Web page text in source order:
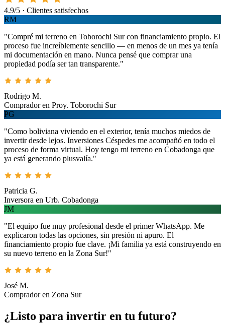
4.9/5 · Clientes satisfechos
RM
"Compré mi terreno en Toborochi Sur con financiamiento propio. El
proceso fue increíblemente sencillo — en menos de un mes ya tenía
mi documentación en mano. Nunca pensé que comprar una
propiedad podía ser tan transparente."
Rodrigo M.
Comprador en Proy. Toborochi Sur
PG
"Como boliviana viviendo en el exterior, tenía muchos miedos de
invertir desde lejos. Inversiones Céspedes me acompañó en todo el
proceso de forma virtual. Hoy tengo mi terreno en Cobadonga que
ya está generando plusvalía."
Patricia G.
Inversora en Urb. Cobadonga
JM
"El equipo fue muy profesional desde el primer WhatsApp. Me
explicaron todas las opciones, sin presión ni apuro. El
financiamiento propio fue clave. ¡Mi familia ya está construyendo en
su nuevo terreno en la Zona Sur!"
José M.
Comprador en Zona Sur
¿Listo para invertir en tu futuro?